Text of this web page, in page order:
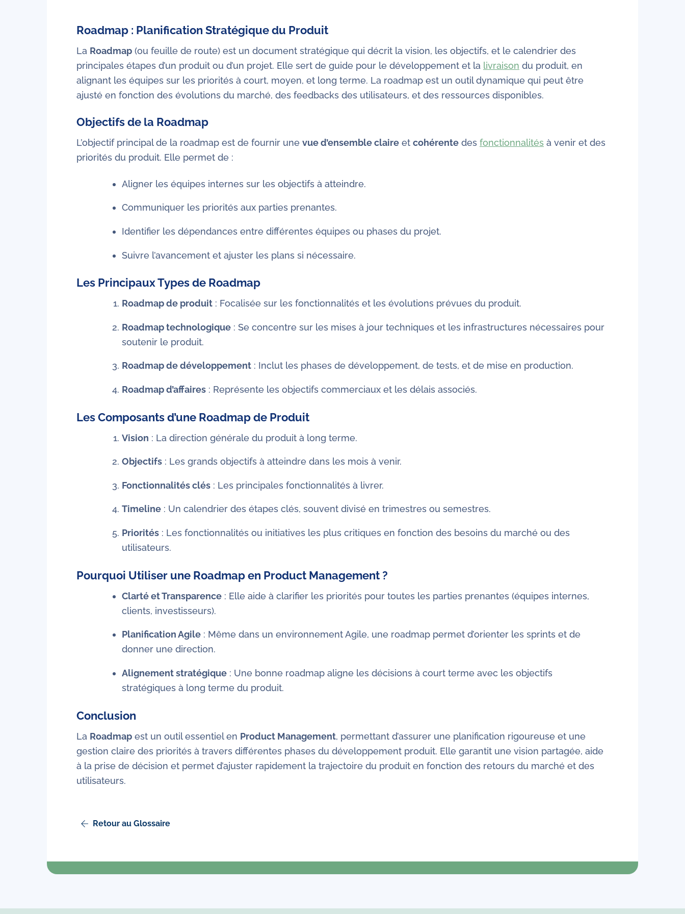
Roadmap : Planification Stratégique du Produit
La Roadmap (ou feuille de route) est un document stratégique qui décrit la vision, les objectifs, et le calendrier des
principales étapes d’un produit ou d’un projet. Elle sert de guide pour le développement et la livraison du produit, en
alignant les équipes sur les priorités à court, moyen, et long terme. La roadmap est un outil dynamique qui peut être
ajusté en fonction des évolutions du marché, des feedbacks des utilisateurs, et des ressources disponibles.
Objectifs de la Roadmap
L’objectif principal de la roadmap est de fournir une vue d’ensemble claire et cohérente des fonctionnalités à venir et des
priorités du produit. Elle permet de :
Aligner les équipes internes sur les objectifs à atteindre.
Communiquer les priorités aux parties prenantes.
Identifier les dépendances entre différentes équipes ou phases du projet.
Suivre l’avancement et ajuster les plans si nécessaire.
Les Principaux Types de Roadmap
Roadmap de produit : Focalisée sur les fonctionnalités et les évolutions prévues du produit.
Roadmap technologique : Se concentre sur les mises à jour techniques et les infrastructures nécessaires pour
soutenir le produit.
Roadmap de développement : Inclut les phases de développement, de tests, et de mise en production.
Roadmap d’affaires : Représente les objectifs commerciaux et les délais associés.
Les Composants d’une Roadmap de Produit
Vision : La direction générale du produit à long terme.
Objectifs : Les grands objectifs à atteindre dans les mois à venir.
Fonctionnalités clés : Les principales fonctionnalités à livrer.
Timeline : Un calendrier des étapes clés, souvent divisé en trimestres ou semestres.
Priorités : Les fonctionnalités ou initiatives les plus critiques en fonction des besoins du marché ou des
utilisateurs.
Pourquoi Utiliser une Roadmap en Product Management ?
Clarté et Transparence : Elle aide à clarifier les priorités pour toutes les parties prenantes (équipes internes,
clients, investisseurs).
Planification Agile : Même dans un environnement Agile, une roadmap permet d’orienter les sprints et de
donner une direction.
Alignement stratégique : Une bonne roadmap aligne les décisions à court terme avec les objectifs
stratégiques à long terme du produit.
Conclusion
La Roadmap est un outil essentiel en Product Management, permettant d’assurer une planification rigoureuse et une
gestion claire des priorités à travers différentes phases du développement produit. Elle garantit une vision partagée, aide
à la prise de décision et permet d’ajuster rapidement la trajectoire du produit en fonction des retours du marché et des
utilisateurs.
Retour au Glossaire